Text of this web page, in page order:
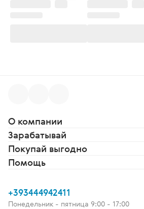
О компании
Зарабатывай
Покупай выгодно
Помощь
+393444942411
Понедельник - пятница 9:00 - 17:00